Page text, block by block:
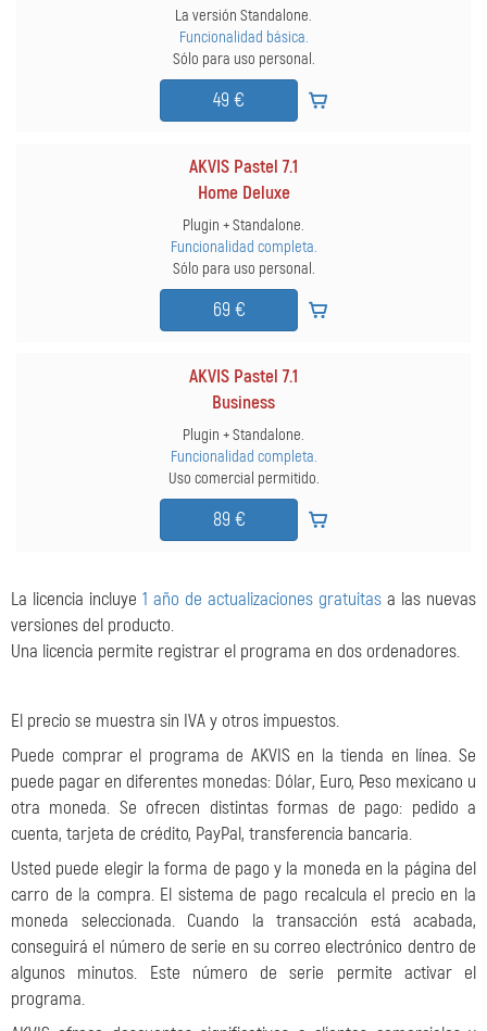
La versión Standalone.
Funcionalidad básica.
Sólo para uso personal.
49 €
AKVIS Pastel 7.1
Home Deluxe
Plugin + Standalone.
Funcionalidad completa.
Sólo para uso personal.
69 €
AKVIS Pastel 7.1
Business
Plugin + Standalone.
Funcionalidad completa.
Uso comercial permitido.
89 €
La licencia incluye 1 año de actualizaciones gratuitas a las nuevas
versiones del producto.
Una licencia permite registrar el programa en dos ordenadores.
El precio se muestra sin IVA y otros impuestos.
Puede comprar el programa de AKVIS en la tienda en línea. Se
puede pagar en diferentes monedas: Dólar, Euro, Peso mexicano u
otra moneda. Se ofrecen distintas formas de pago: pedido a
cuenta, tarjeta de crédito, PayPal, transferencia bancaria.
Usted puede elegir la forma de pago y la moneda en la página del
carro de la compra. El sistema de pago recalcula el precio en la
moneda seleccionada. Cuando la transacción está acabada,
conseguirá el número de serie en su correo electrónico dentro de
algunos minutos. Este número de serie permite activar el
programa.